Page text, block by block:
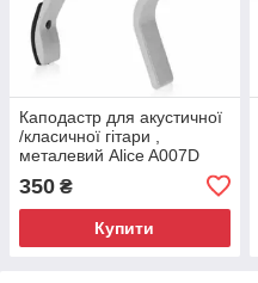
Каподастр для акустичної
/класичної гітари ,
металевий Alice A007D
350 ₴
Купити